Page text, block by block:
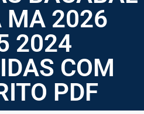
MA 2026
2024
COM
PDF